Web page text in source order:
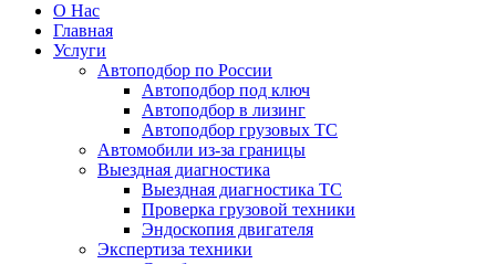
О Нас
Главная
Услуги
Автоподбор по России
Автоподбор под ключ
Автоподбор в лизинг
Автоподбор грузовых ТС
Автомобили из-за границы
Выездная диагностика
Выездная диагностика ТС
Проверка грузовой техники
Эндоскопия двигателя
Экспертиза техники